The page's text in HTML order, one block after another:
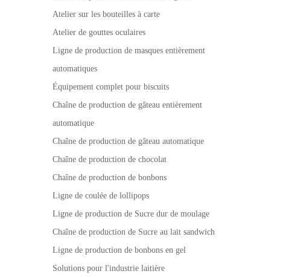
Atelier sur les bouteilles à carte
Atelier de gouttes oculaires
Ligne de production de masques entièrement
automatiques
Équipement complet pour biscuits
Chaîne de production de gâteau entièrement
automatique
Chaîne de production de gâteau automatique
Chaîne de production de chocolat
Chaîne de production de bonbons
Ligne de coulée de lollipops
Ligne de production de Sucre dur de moulage
Chaîne de production de Sucre au lait sandwich
Ligne de production de bonbons en gel
Solutions pour l'industrie laitière